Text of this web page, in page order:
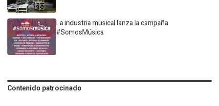
La industria musical lanza la campaña
#SomosMúsica
Contenido patrocinado